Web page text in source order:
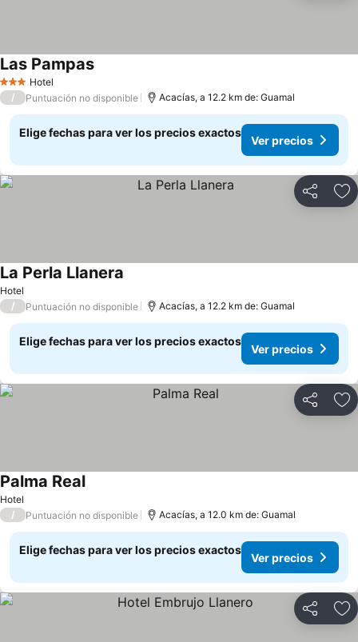
3 Estrellas
Hotel
Las Pampas
/ Puntuación no disponible Acacías, a 12.2 km de: Guamal
Elige fechas para ver los precios exactos
Ver precios
Compartir
Hotel
La Perla Llanera
/ Puntuación no disponible Acacías, a 12.2 km de: Guamal
Elige fechas para ver los precios exactos
Ver precios
Compartir
Hotel
Palma Real
/ Puntuación no disponible Acacías, a 12.0 km de: Guamal
Elige fechas para ver los precios exactos
Ver precios
Compartir